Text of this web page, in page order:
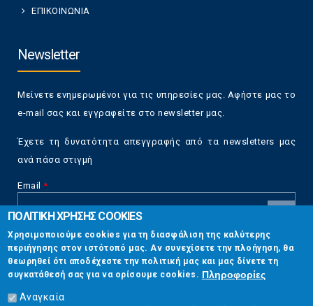
ΕΠΙΚΟΙΝΩΝΙΑ
Newsletter
Μείνετε ενημερωμένοι για τις υπηρεσίες μας. Αφήστε μας το
e-mail σας και εγγραφείτε στο newsletter μας.
Έχετε τη δυνατότητα απεγγραφής από τα newsletters μας
ανά πάσα στιγμή
Email *
CAPTCHA
This
question is
for testing
whether or
not you are a
Επικοινωνία
Στουρνάρη 17, Αθήνα 10683
ΠΟΛΙΤΙΚΗ ΧΡΗΣΗΣ COOKIES
Χρησιμοποιούμε cookies για τη διασφάλιση της καλύτερης
περιήγησης στον ιστότοπό μας. Αν συνεχίσετε την πλοήγηση, θα
θεωρηθεί ότι αποδέχεστε την πολιτική μας και μας δίνετε τη
συγκατάθεσή σας για να ορίσουμε cookies. Πληροφορίες
Αναγκαία